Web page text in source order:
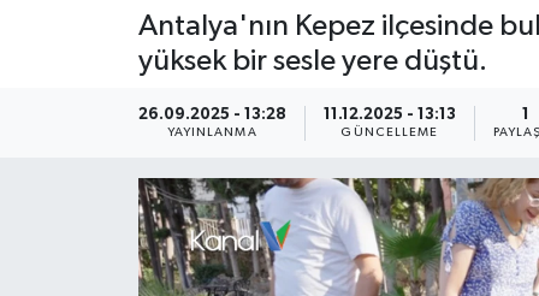
Antalya'nın Kepez ilçesinde
yüksek bir sesle yere düştü.
26.09.2025 - 13:28
YAYINLANMA
11.12.2025 - 13:13
GÜNCELLEME
1
Günün Manşetleri
Haber Kuşakları
Süper Lig Puan Durumu ve Fikstür
Haber Arşivi